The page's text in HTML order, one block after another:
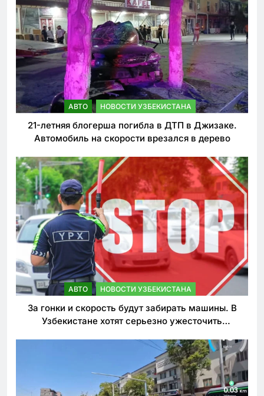
АВТО НОВОСТИ УЗБЕКИСТАНА
21-летняя блогерша погибла в ДТП в Джизаке.
Автомобиль на скорости врезался в дерево
АВТО НОВОСТИ УЗБЕКИСТАНА
За гонки и скорость будут забирать машины. В
Узбекистане хотят серьезно ужесточить